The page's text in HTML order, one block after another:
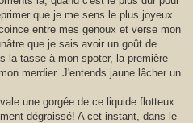
que je me sens le plus joyeux...
entre mes genoux et verse mon
que je sais avoir un goût de
la tasse à mon spoter, la première
merdier. J'entends jaune lâcher un
une gorgée de ce liquide flotteux
dégraissé! A cet instant, dans le